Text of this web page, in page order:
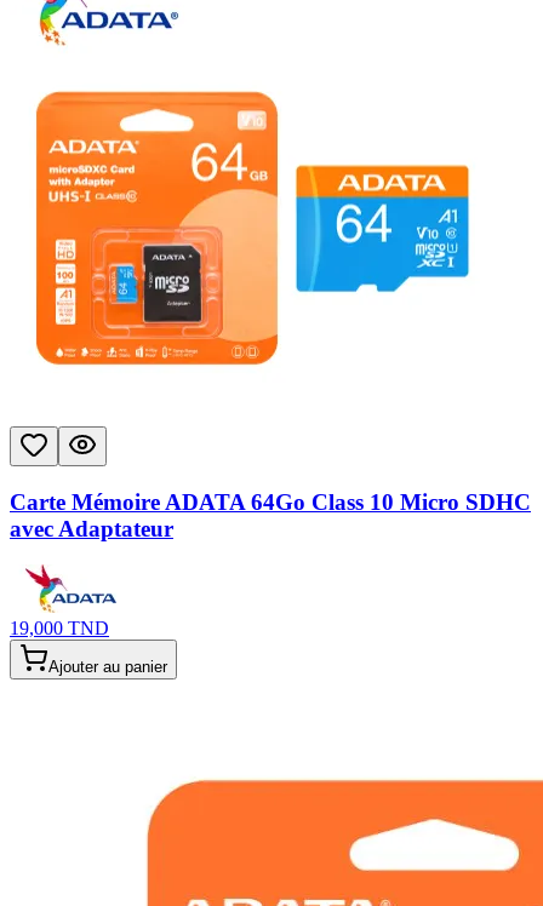
Carte Mémoire ADATA 64Go Class 10 Micro SDHC
avec Adaptateur
19,000 TND
Ajouter au panier